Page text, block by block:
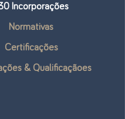
Incorporações
Normativas
Certificações
& Qualificaçãoes